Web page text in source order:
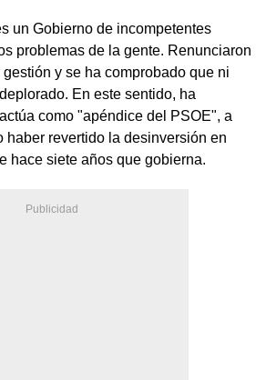
un Gobierno de incompetentes
problemas de la gente. Renunciaron
y se ha comprobado que ni
En este sentido, ha
como "apéndice del PSOE", a
haber revertido la desinversión en
hace siete años que gobierna.